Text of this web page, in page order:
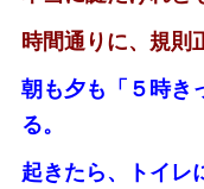
時間通りに、規則
朝も夕も「５時き
る。
起きたら、トイレ